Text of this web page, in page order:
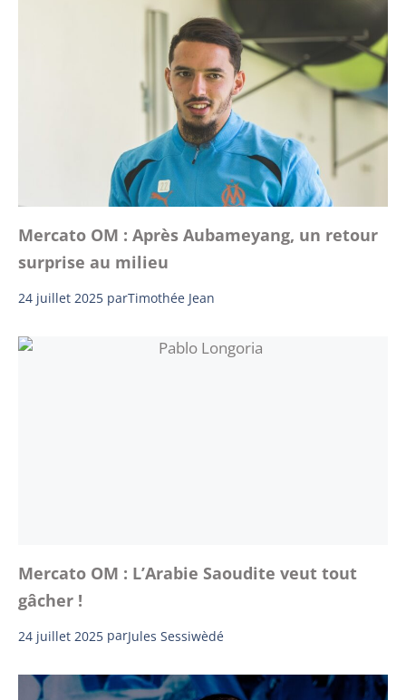
Mercato OM : Après Aubameyang, un retour
surprise au milieu
24 juillet 2025 parTimothée Jean
Mercato OM : L’Arabie Saoudite veut tout
gâcher !
24 juillet 2025 parJules Sessiwèdé